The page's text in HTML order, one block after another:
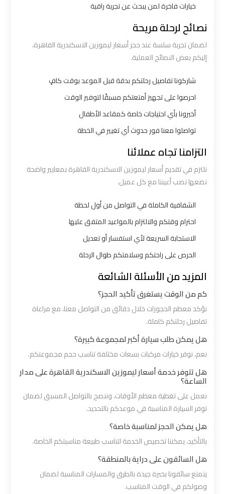
خيارات فاخرة لمن يبحث عن تجربة راقية
نصائح لرحلة مريحة
لضمان تجربة سلسة عند حجز أسعار ليموزين الاسكندرية القاهرة،
إليكم بعض النصائح العملية.
شاركونا تفاصيل رحلتكم بدقة قبل الموعد بوقت كافٍ
احرصوا على تجهيز أمتعتكم مسبقًا لتوفير الوقت
أخبرونا بأي احتياجات خاصة كمقاعد الأطفال
تواصلوا معنا فور حدوث أي تغيير في الخطة
التزامنا تجاه عملائنا
نلتزم في تقديم أسعار ليموزين الاسكندرية القاهرة بمعايير واضحة
نضعها نصب أعيننا مع كل عميل.
الشفافية الكاملة في التواصل من أول لحظة
احترام وقتكم والالتزام بالمواعيد المتفق عليها
الاستجابة السريعة لأي استفسار أو تعديل
الحرص على راحتكم وسلامتكم طوال الرحلة
المزيد من الأسئلة الشائعة
كم من الوقت يستغرق تأكيد الحجز؟
نؤكد معظم الحجوزات خلال دقائق من التواصل معنا، مع مراعاة
تفاصيل رحلتكم كاملة.
هل يمكن طلب سيارة أكبر لمجموعة كبيرة؟
نعم، نوفر خيارات مركبات بسعات مختلفة تناسب حجم مجموعتكم.
هل تتوفر خدمة أسعار ليموزين الاسكندرية القاهرة على مدار
الساعة؟
نعمل على تغطية معظم الأوقات، وننصح بالتواصل المسبق لضمان
توفر السيارة المناسبة في موعدكم بالتحديد.
هل يمكن الحجز لمناسبة خاصة؟
بالتأكيد، يمكننا تخصيص الخدمة لتناسب طبيعة مناسبتكم الخاصة.
هل السائقون على دراية بالمنطقة؟
يتمتع سائقونا بخبرة جيدة بالطرق والمسارات المناسبة لضمان
وصولكم في الوقت المناسب.
الاسكندرية
القاهرة
ليموزين
الاسكندريه
الاسكندريه
السويس
ليموزين
مطروح
ليموزين
الأحمر
القاهرة
ليموزين
السخنة
ليموزين
القاهرة
اسكندرية